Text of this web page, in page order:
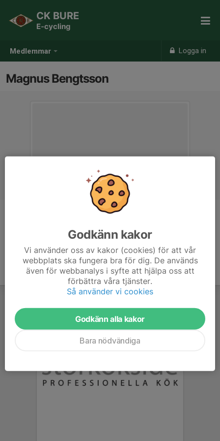
Medlemmar Logga in
CK BURE
E-cycling
Magnus Bengtsson
Godkänn kakor
Vi använder oss av kakor (cookies) för att vår
webbplats ska fungera bra för dig. De används
även för webbanalys i syfte att hjälpa oss att
förbättra våra tjänster.
Så använder vi cookies
Godkänn alla kakor
Bara nödvändiga